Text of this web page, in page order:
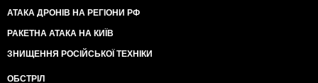
АТАКА ДРОНІВ НА РЕГІОНИ РФ
РАКЕТНА АТАКА НА КИЇВ
ЗНИЩЕННЯ РОСІЙСЬКОЇ ТЕХНІКИ
ОБСТРІЛ